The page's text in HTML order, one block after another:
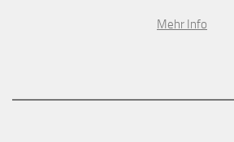
Mehr Info